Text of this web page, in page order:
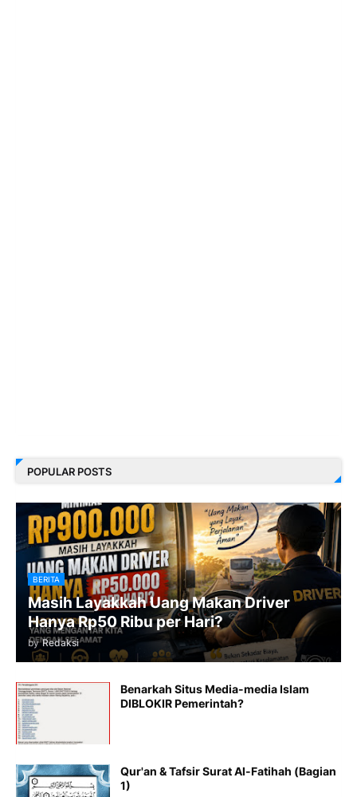
POPULAR POSTS
BERITA
Masih Layakkah Uang Makan Driver
Hanya Rp50 Ribu per Hari?
by Redaksi
Benarkah Situs Media-media Islam
DIBLOKIR Pemerintah?
Qur'an & Tafsir Surat Al-Fatihah (Bagian
1)